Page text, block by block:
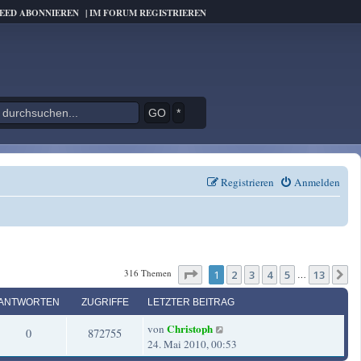
ABONNIEREN |IM FORUM REGISTRIEREN
*
Anmelden
Registrieren
316 Themen Seite 1von
1 2 3 4 5 … 13
ZUGRIFFE LETZTER BEITRAG
0A
n
872755Z
u
L
e
t
von Christoph
24. Mai 2010, 00:53